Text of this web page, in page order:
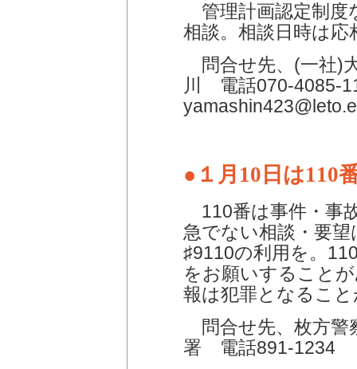
管理計画認定制度
相談。相談日時は応
問合せ先、(一社)
川 電話070-4085-
●１月10日は110
110番は事件・事
急でない相談・要
♯9110の利用を。
をお願いすること
報は犯罪となるこ
問合せ先、枚方警
署 電話891-1234